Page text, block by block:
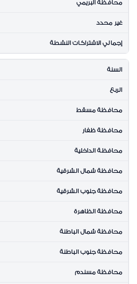
محافظة البريمي
غير محدد
إجمالي الاشتراكات النشطة
السنة
الربع
محافظة مسقط
محافظة ظفار
محافظة الداخلية
محافظة شمال الشرقية
محافظة جنوب الشرقية
محافظة الظاهرة
محافظة شمال الباطنة
محافظة جنوب الباطنة
محافظة مسندم